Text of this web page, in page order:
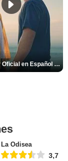
Primer Tráiler Oficial en Español de 'Heartstopper Forever'
La Odisea
3,7